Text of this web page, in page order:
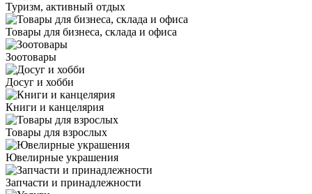
Туризм, активный отдых
Товары для бизнеса, склада и офиса
Зоотовары
Досуг и хобби
Книги и канцелярия
Товары для взрослых
Ювелирные украшения
Запчасти и принадлежности